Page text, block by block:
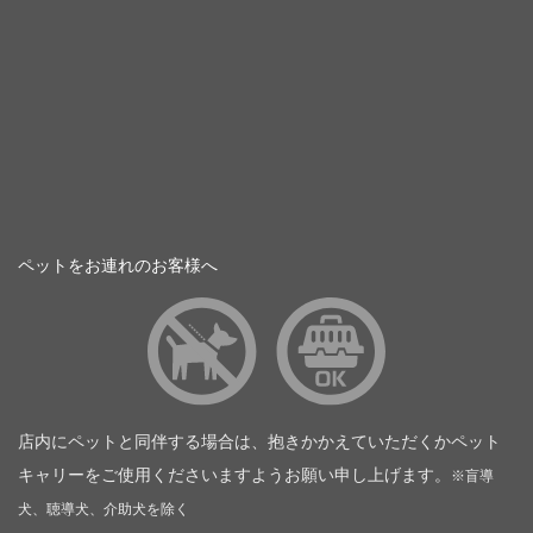
ペットをお連れのお客様へ
店内にペットと同伴する場合は、抱きかかえていただくかペット
キャリーをご使用くださいますようお願い申し上げます。
※盲導
犬、聴導犬、介助犬を除く